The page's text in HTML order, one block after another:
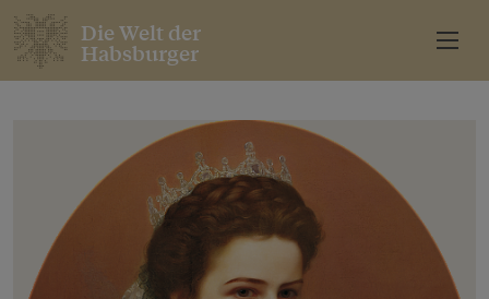
Die Welt der
Habsburger